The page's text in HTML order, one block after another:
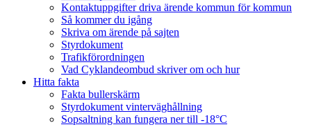
Kontaktuppgifter driva ärende kommun för kommun
Så kommer du igång
Skriva om ärende på sajten
Styrdokument
Trafikförordningen
Vad Cyklandeombud skriver om och hur
Hitta fakta
Fakta bullerskärm
Styrdokument vinterväghållning
Sopsaltning kan fungera ner till -18°C